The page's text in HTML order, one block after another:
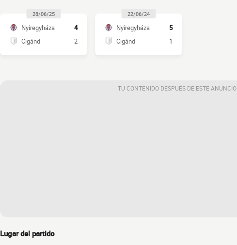
28/06/25
Nyíregyháza
4
Cigánd
2
22/06/24
Nyíregyháza
5
Cigánd
1
TU CONTENIDO DESPUÉS DE ESTE ANUNCIO
Lugar del partido